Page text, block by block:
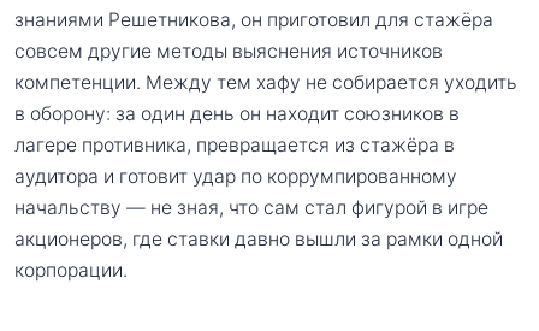
знаниями Решетникова, он приготовил для стажёра
совсем другие методы выяснения источников
компетенции. Между тем хафу не собирается уходить
в оборону: за один день он находит союзников в
лагере противника, превращается из стажёра в
аудитора и готовит удар по коррумпированному
начальству — не зная, что сам стал фигурой в игре
акционеров, где ставки давно вышли за рамки одной
корпорации.